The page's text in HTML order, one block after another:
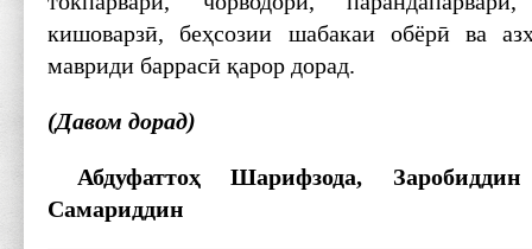
кишоварзӣ, беҳсозии шабакаи обёрӣ ва
мавриди баррасӣ қарор дорад.
(Давом дорад)
Абдуфаттоҳ Шарифзода,
Самариддин